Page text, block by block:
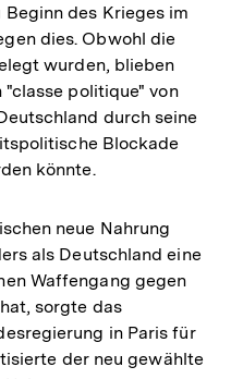
des Krieges im
dies. Obwohl die
wurden, blieben
politique" von
durch seine
Blockade
könnte.
neue Nahrung
als Deutschland eine
Waffengang gegen
sorgte das
in Paris für
der neu gewählte